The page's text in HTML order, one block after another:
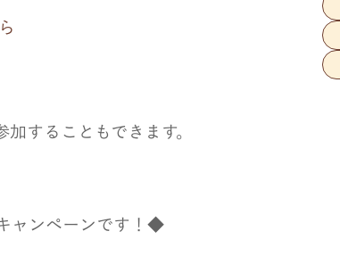
することもできます。
ャンペーンです！ ◆